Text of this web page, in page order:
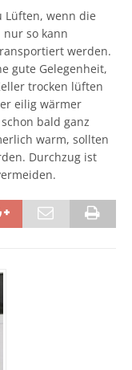
Lüften, wenn die
so kann
werden.
gute Gelegenheit,
trocken lüften
eilig wärmer
bald ganz
warm, sollten
Durchzug ist